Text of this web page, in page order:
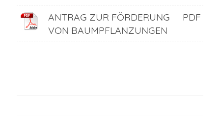
ANTRAG ZUR FÖRDERUNG
VON BAUMPFLANZUNGEN
PDF